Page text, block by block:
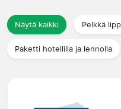
Matkatoimistoja
Näytä kaikki Pelkkä
Paketti hotellilla ja lennolla